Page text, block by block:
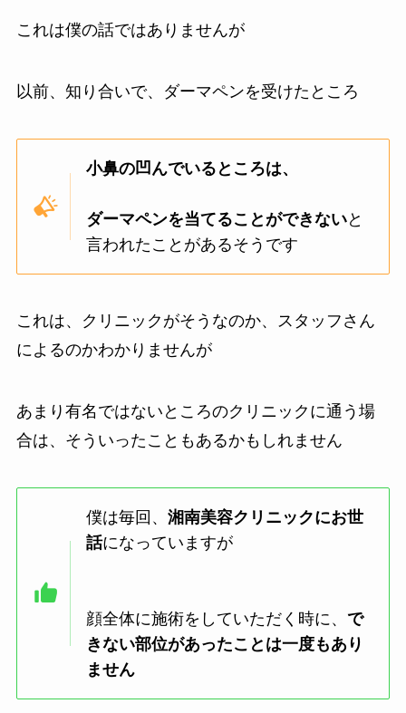
これは僕の話ではありませんが
以前、知り合いで、ダーマペンを受けたところ
小鼻の凹んでいるところは、
ダーマペンを当てることができないと
言われたことがあるそうです
これは、クリニックがそうなのか、スタッフさん
によるのかわかりませんが
あまり有名ではないところのクリニックに通う場
合は、そういったこともあるかもしれません
僕は毎回、湘南美容クリニックにお世
話になっていますが
顔全体に施術をしていただく時に、 で
きない部位があったことは一度もあり
ません